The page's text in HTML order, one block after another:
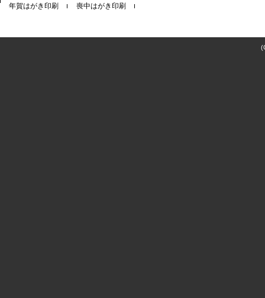
年賀はがき印刷
喪中はがき印刷